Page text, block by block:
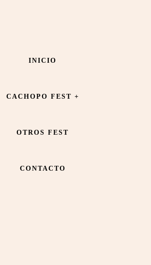
INICIO
CACHOPO FEST +
OTROS FEST
CONTACTO
BACHIMALA